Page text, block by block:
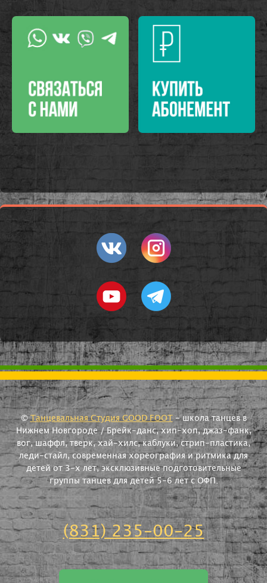
©Танцевальная Студия GOOD FOOT- школа танцев в
Нижнем Новгороде / Брейк-данс, хип-хоп, джаз-фанк,
вог, шаффл, тверк, хай-хилс, каблуки, стрип-пластика,
леди-стайл, современная хореография и ритмика для
детей от 3-х лет, эксклюзивные подготовительные
группы танцев для детей 5-6 лет с ОФП.
(831) 235-00-25